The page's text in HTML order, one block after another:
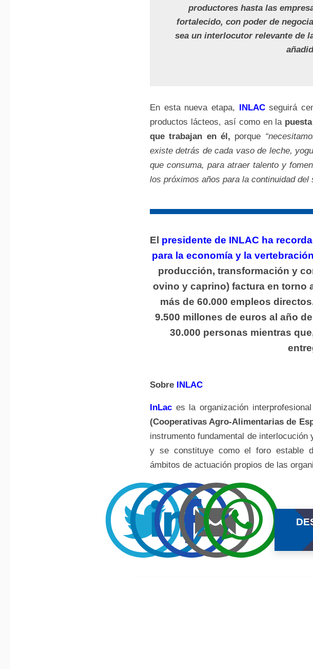
productores hasta las
fortalecido, con poder de
sea un interlocutor relevante de
En esta nueva etapa, INLACseguirá
productos lácteos, así como en la
que trabajan en él, porque
existe detrás de cada vaso de leche,
que consuma, para atraer talento y
los próximos años para la continuidad del
El presidente de INLAC ha
para la economía y la
producción, transformación y
ovino y caprino) factura en torno
más de 60.000 empleos
9.500 millones de euros al año
30.000 personas mientras
Sobre INLAC
InLac es la organización
(Cooperativas Agro-Alimentarias de
instrumento fundamental de
y se constituye como el foro estable
ámbitos de actuación propios de las